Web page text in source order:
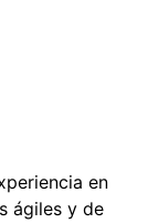
en
ágiles y de